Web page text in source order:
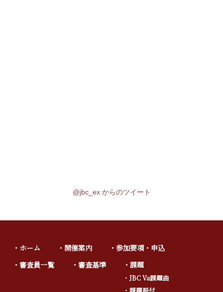
@jbc_ex からのツイート
ホーム 開催案内
参加要項・申込
審査員一覧
審査基準 課題
JBC Va課題曲